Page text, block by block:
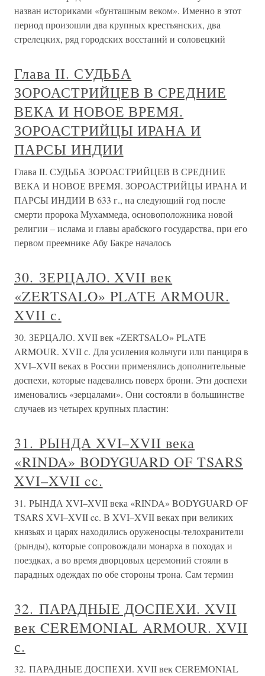
назван историками «бунташным веком». Именно в этот
период произошли два крупных крестьянских, два
стрелецких, ряд городских восстаний и соловецкий
Глава II. СУДЬБА
ЗОРОАСТРИЙЦЕВ В СРЕДНИЕ
ВЕКА И НОВОЕ ВРЕМЯ.
ЗОРОАСТРИЙЦЫ ИРАНА И
ПАРСЫ ИНДИИ
Глава II. СУДЬБА ЗОРОАСТРИЙЦЕВ В СРЕДНИЕ
ВЕКА И НОВОЕ ВРЕМЯ. ЗОРОАСТРИЙЦЫ ИРАНА И
ПАРСЫ ИНДИИ В 633 г., на следующий год после
смерти пророка Мухаммеда, основоположника новой
религии – ислама и главы арабского государства, при его
первом преемнике Абу Бакре началось
30. ЗЕРЦАЛО. XVII век
«ZERTSALO» PLATE ARMOUR.
XVII с.
30. ЗЕРЦАЛО. XVII век «ZERTSALO» PLATE
ARMOUR. XVII с. Для усиления кольчуги или панциря в
XVI–XVII веках в России применялись дополнительные
доспехи, которые надевались поверх брони. Эти доспехи
именовались «зерцалами». Они состояли в большинстве
случаев из четырех крупных пластин:
31. РЫНДА XVI–XVII века
«RINDA» BODYGUARD OF TSARS
XVI–XVII cc.
31. РЫНДА XVI–XVII века «RINDA» BODYGUARD OF
TSARS XVI–XVII cc. В XVI–XVII веках при великих
князьях и царях находились оруженосцы-телохранители
(рынды), которые сопровождали монарха в походах и
поездках, а во время дворцовых церемоний стояли в
парадных одеждах по обе стороны трона. Сам термин
32. ПАРАДНЫЕ ДОСПЕХИ. XVII
век CEREMONIAL ARMOUR. XVII
с.
32. ПАРАДНЫЕ ДОСПЕХИ. XVII век CEREMONIAL